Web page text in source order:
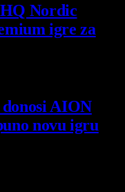
Nordic
igre za
donosi AION
novu igru